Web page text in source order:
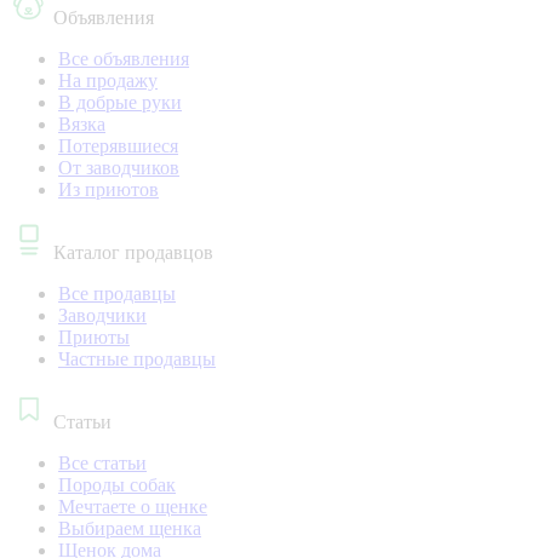
Объявления
Все объявления
На продажу
В добрые руки
Вязка
Потерявшиеся
От заводчиков
Из приютов
Каталог продавцов
Все продавцы
Заводчики
Приюты
Частные продавцы
Статьи
Все статьи
Породы собак
Мечтаете о щенке
Выбираем щенка
Щенок дома